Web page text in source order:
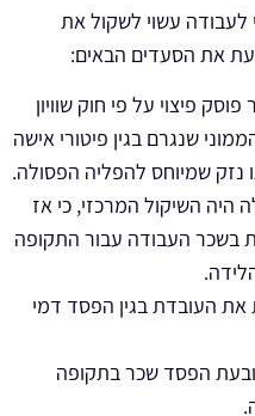
לעבודה עשוי לשקול את
את הסעדים הבאים:
פיצוי על פי חוק שוויון
שנגרם בגין פיטורי אישה
נזק שמיוחס להפליה הפסולה.
היה השיקול המרכזי, כי אז
בשכר העבודה עבור התקופה
את העובדת בגין הפסד דמי
הפסד שכר בתקופה